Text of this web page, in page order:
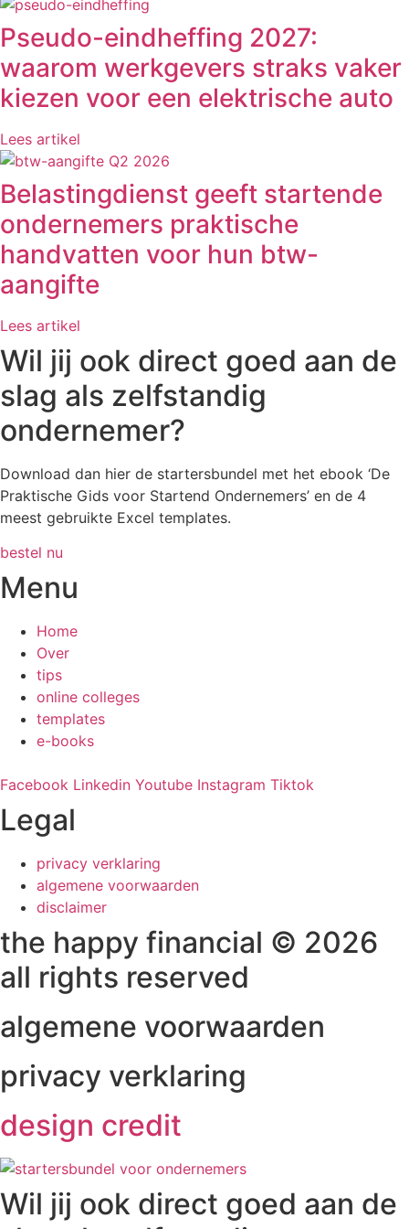
Pseudo-eindheffing 2027:
waarom werkgevers straks vaker
kiezen voor een elektrische auto
Lees artikel
Belastingdienst geeft startende
ondernemers praktische
handvatten voor hun btw-
aangifte
Lees artikel
Wil jij ook direct goed aan de
slag als zelfstandig
ondernemer?
Download dan hier de startersbundel met het ebook ‘De
Praktische Gids voor Startend Ondernemers’ en de 4
meest gebruikte Excel templates.
bestel nu
Menu
Home
Over
tips
online colleges
templates
e-books
Facebook Linkedin Youtube Instagram Tiktok
Legal
privacy verklaring
algemene voorwaarden
disclaimer
the happy financial © 2026
all rights reserved
algemene voorwaarden
privacy verklaring
design credit
Wil jij ook direct goed aan de